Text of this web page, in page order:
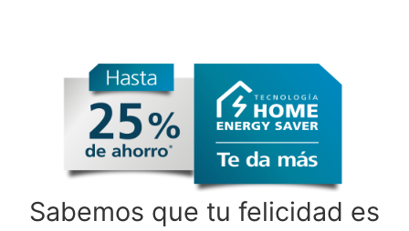
Sabemos que tu felicidad es